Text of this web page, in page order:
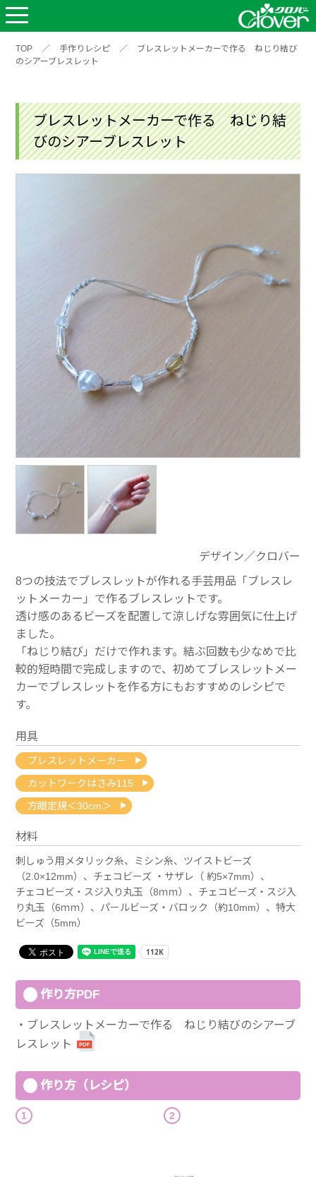
TOP ／ 手作りレシピ ／
ブレスレットメーカーで作る ねじり結び
のシアーブレスレット
ブレスレットメーカーで作る ねじり結
びのシアーブレスレット
デザイン／クロバー
8つの技法でブレスレットが作れる手芸用品「ブレスレ
ットメーカー」で作るブレスレットです。
透け感のあるビーズを配置して涼しげな雰囲気に仕上げ
ました。
「ねじり結び」だけで作れます。結ぶ回数も少なめで比
較的短時間で完成しますので、初めてブレスレットメー
カーでブレスレットを作る方にもおすすめのレシピで
す。
用具
ブレスレットメーカー
カットワークはさみ115
方眼定規＜30cm＞
材料
刺しゅう用メタリック糸、ミシン糸、ツイストビーズ
（2.0×12mm）、チェコビーズ ・サザレ（ 約5×7mm）、
チェコビーズ・スジ入り丸玉（8ｍｍ）、チェコビーズ・スジ入
り丸玉（6ｍｍ）、パールビーズ・バロック（約10mm）、特大
ビーズ（5mm）
作り方PDF
ブレスレットメーカーで作る ねじり結びのシアーブ
レスレット
作り方（レシピ）
1 2